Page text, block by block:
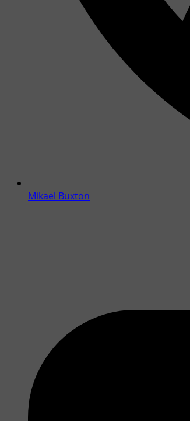
Mikael Buxton